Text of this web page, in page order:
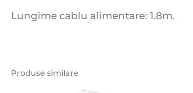
Lungime cablu alimentare: 1.8m.
Produse similare